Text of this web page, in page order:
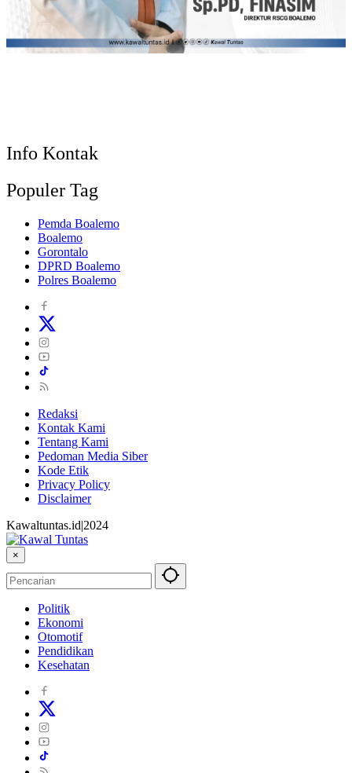
Info Kontak
Populer Tag
Pemda Boalemo
Boalemo
Gorontalo
DPRD Boalemo
Polres Boalemo
Redaksi
Kontak Kami
Tentang Kami
Pedoman Media Siber
Kode Etik
Privacy Policy
Disclaimer
Kawaltuntas.id|2024
×
Politik
Ekonomi
Otomotif
Pendidikan
Kesehatan